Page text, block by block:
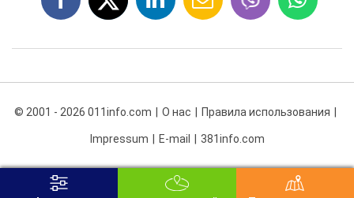
© 2001 - 2026 011info.com О нас Правила использования
Impressum E-mail 381info.com